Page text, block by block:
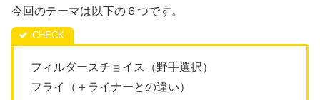
今回のテーマは以下の６つです。
フィルダースチョイス（野手選択）
フライ（＋ライナーとの違い）